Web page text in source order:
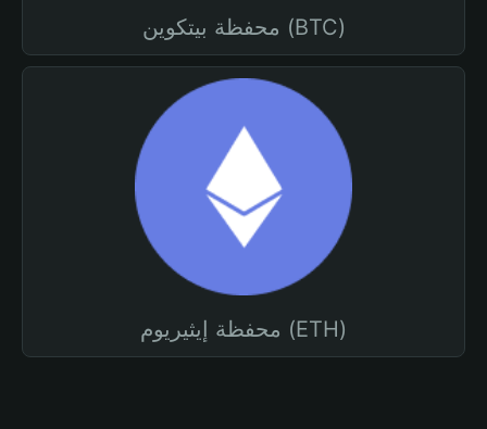
محفظة بيتكوين (BTC)
محفظة إيثيريوم (ETH)